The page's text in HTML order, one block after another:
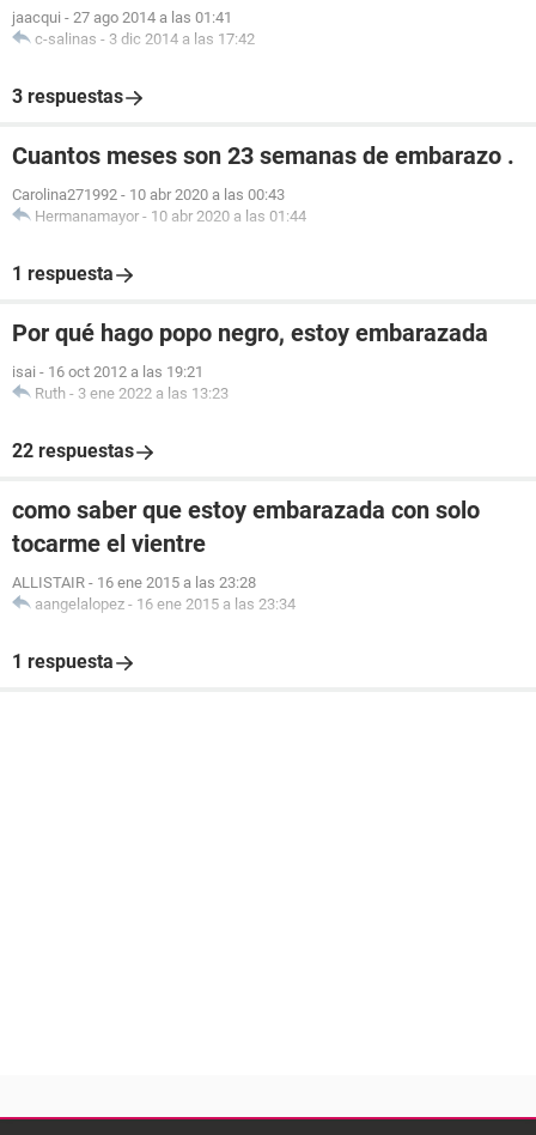
jaacqui - 27 ago 2014 a las 01:41
c-salinas - 3 dic 2014 a las 17:42
3 respuestas
Cuantos meses son 23 semanas de embarazo .
Carolina271992 - 10 abr 2020 a las 00:43
Hermanamayor - 10 abr 2020 a las 01:44
1 respuesta
Por qué hago popo negro, estoy embarazada
isai - 16 oct 2012 a las 19:21
Ruth - 3 ene 2022 a las 13:23
22 respuestas
como saber que estoy embarazada con solo
tocarme el vientre
ALLISTAIR - 16 ene 2015 a las 23:28
aangelalopez - 16 ene 2015 a las 23:34
1 respuesta